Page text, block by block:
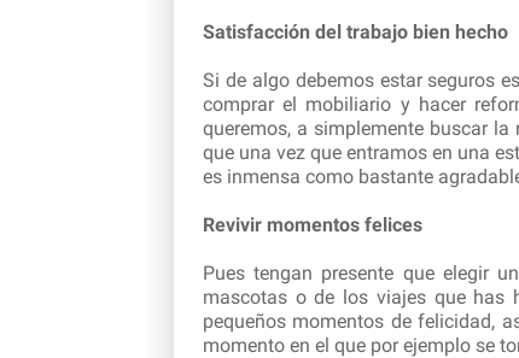
Satisfacción del trabajo bien hecho
Si de algo debemos estar seguros
comprar el mobiliario y hacer
queremos, a simplemente buscar
que una vez que entramos en una
es inmensa como bastante
Revivir momentos felices
Pues tengan presente que elegir
mascotas o de los viajes que has
pequeños momentos de felicidad,
momento en el que por ejemplo se